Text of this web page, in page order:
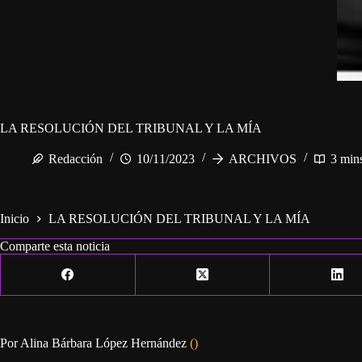
LA RESOLUCIÓN DEL TRIBUNAL Y LA MÍA
Redacción 10/11/2023 ARCHIVOS 3
Inicio
LA RESOLUCIÓN DEL TRIBUNAL Y LA MÍA
Comparte esta noticia
Por Alina Bárbara López Hernández ()